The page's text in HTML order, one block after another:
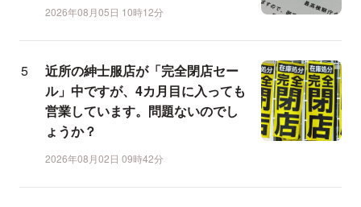
2026年08月05日 10時12分
近所の紳士服店が「完全閉店セー
ル」中ですが、4カ月目に入っても
営業しています。問題ないのでし
ょうか？
2026年08月02日 09時42分